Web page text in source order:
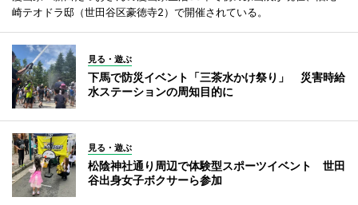
崎テオドラ邸（世田谷区豪徳寺2）で開催されている。
見る・遊ぶ
下馬で防災イベント「三茶水かけ祭り」 災害時給
水ステーションの周知目的に
見る・遊ぶ
松陰神社通り周辺で体験型スポーツイベント 世田
谷出身女子ボクサーら参加